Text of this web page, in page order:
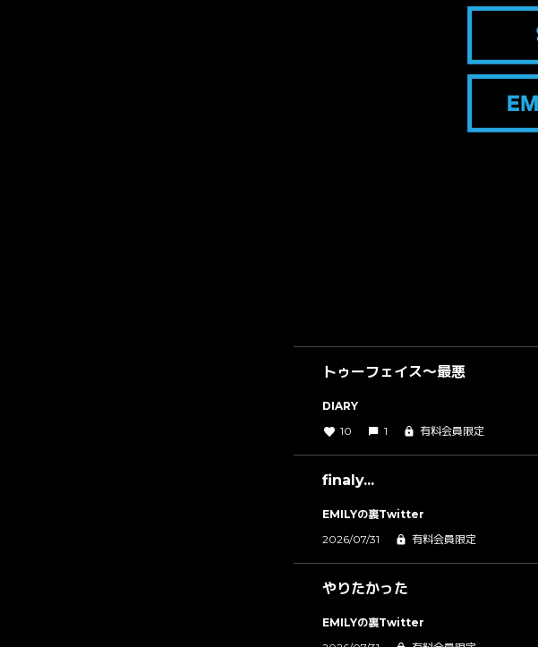
トゥーフェイス～最悪
DIARY
10
1 有料会員限定
finaly...
EMILYの裏Twitter
2026/07/31
有料会員限定
やりたかった
EMILYの裏Twitter